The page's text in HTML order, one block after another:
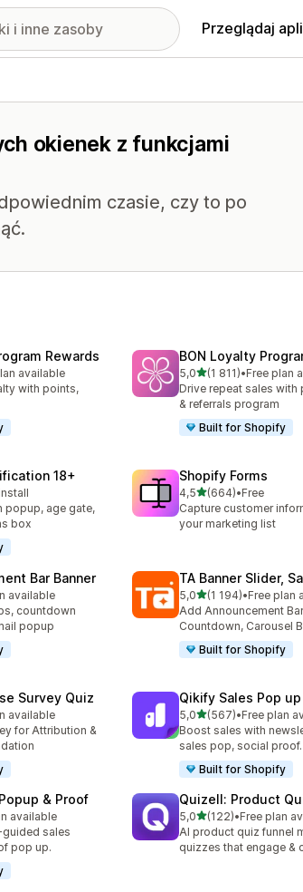
Przeglądaj
okienek z funkcjami
czasie, czy to po
Rewards
4176
available
with points,
BON Loyalty
5,0na 5 gwiazdek
(1 811)
Łączna liczba recenzji:
•Free plan
Drive repeat sales with
& referrals program
Built for Shopify
18+
298
popup, age gate,
box
Shopify Forms
4,5na 5 gwiazdek
(664)
Łączna liczba recenzji:
•Free
Capture customer
your marketing list
Bar Banner
183
available
countdown
popup
TA Banner Slider,
5,0na 5 gwiazdek
(1 194)
Łączna liczba recenzji:
•Free plan
Add Announcement
Countdown, Carousel
Built for Shopify
Survey Quiz
173
available
for Attribution &
Qikify Sales Pop
5,0na 5 gwiazdek
(567)
Łączna liczba recenzji:
•Free plan
Boost sales with
sales pop, social proof.
Built for Shopify
& Proof
505
available
sales
pop up.
Quizell: Product
5,0na 5 gwiazdek
(122)
Łączna liczba recenzji:
•Free plan
AI product quiz funnel
quizzes that engage &